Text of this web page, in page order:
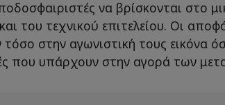
να βρίσκονται στο
του τεχνικού επιτελείου. Οι
στην αγωνιστική τους εικόνα
που υπάρχουν στην αγορά των